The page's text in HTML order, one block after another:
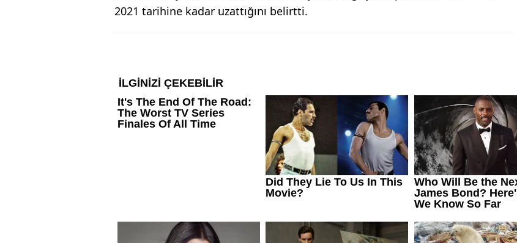
2021 tarihine kadar uzattığını belirtti.